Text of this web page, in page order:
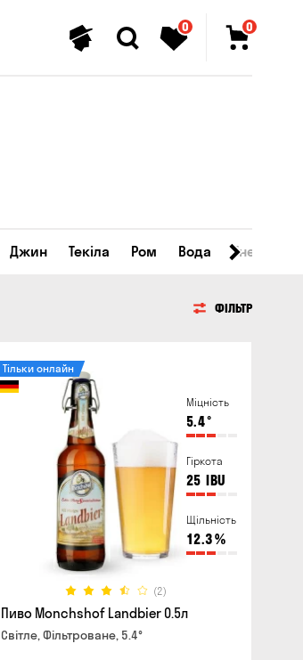
0 0
Джин Текіла Ром Вода
ФІЛЬТР
Міцність
5.4°
Гіркота
25 IBU
Щільність
12.3%
(2)
Тільки онлайн
Пиво Monchshof Landbier 0.5л
Світле, Фільтроване, 5.4°